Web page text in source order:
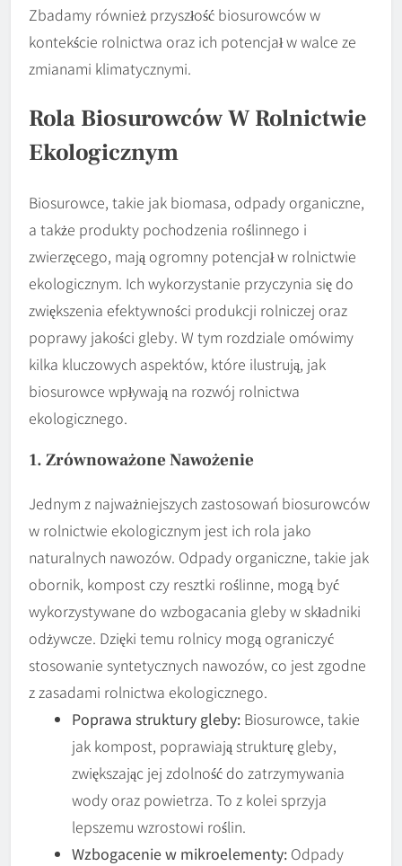
Zbadamy również przyszłość biosurowców w
kontekście rolnictwa oraz ich potencjał w walce ze
zmianami klimatycznymi.
Rola Biosurowców W Rolnictwie
Ekologicznym
Biosurowce, takie jak biomasa, odpady organiczne,
a także produkty pochodzenia roślinnego i
zwierzęcego, mają ogromny potencjał w rolnictwie
ekologicznym. Ich wykorzystanie przyczynia się do
zwiększenia efektywności produkcji rolniczej oraz
poprawy jakości gleby. W tym rozdziale omówimy
kilka kluczowych aspektów, które ilustrują, jak
biosurowce wpływają na rozwój rolnictwa
ekologicznego.
1. Zrównoważone Nawożenie
Jednym z najważniejszych zastosowań biosurowców
w rolnictwie ekologicznym jest ich rola jako
naturalnych nawozów. Odpady organiczne, takie jak
obornik, kompost czy resztki roślinne, mogą być
wykorzystywane do wzbogacania gleby w składniki
odżywcze. Dzięki temu rolnicy mogą ograniczyć
stosowanie syntetycznych nawozów, co jest zgodne
z zasadami rolnictwa ekologicznego.
Poprawa struktury gleby: Biosurowce, takie
jak kompost, poprawiają strukturę gleby,
zwiększając jej zdolność do zatrzymywania
wody oraz powietrza. To z kolei sprzyja
lepszemu wzrostowi roślin.
Wzbogacenie w mikroelementy: Odpady